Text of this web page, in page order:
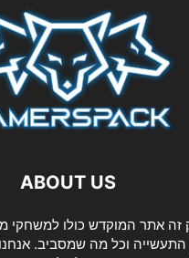
ABOUT US
זה אתר המוקדש כולו למשחקי
התעשייה וכל מה שמסביב.